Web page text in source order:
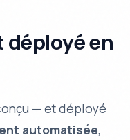
déployé en
— et déployé
automatisée,